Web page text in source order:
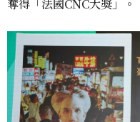
奪得「法國CNC大獎」。